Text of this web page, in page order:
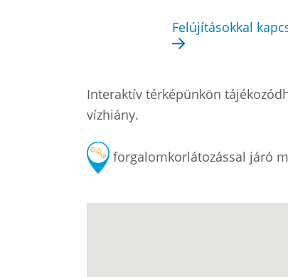
Felújításokkal
Interaktív térképünkön
vízhiány.
forgalomkorlátozással járó